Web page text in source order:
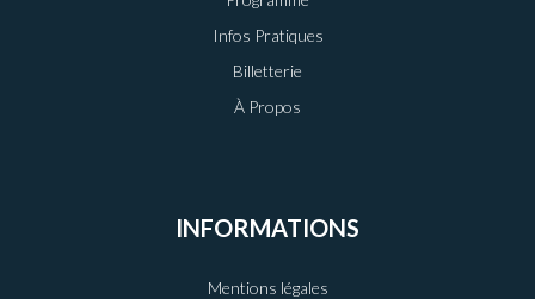
Infos Pratiques
Billetterie
À Propos
INFORMATIONS
Mentions légales